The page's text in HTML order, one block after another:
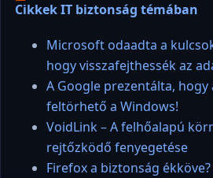
Cikkek IT biztonság témában
Microsoft odaadta a
hogy visszafejthessék az
A Google prezentálta, hogy
feltörhető a Windows!
VoidLink – A felhőalapú
rejtőzködő fenyegetése
Firefox a biztonság